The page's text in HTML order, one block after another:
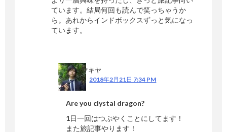
ています。結局何回も読んで笑っちゃうか
ら。あれからインドボックスずっと気になっ
ています。
マキヤ
2018年2月21日 7:34 PM
Are you clystal dragon?
1日一回はつぶやくことにしてます！
また旅記事やります！